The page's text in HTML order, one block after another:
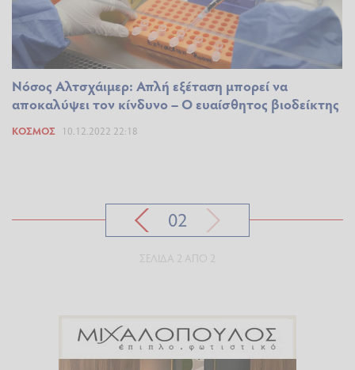
Νόσος Αλτσχάιμερ: Απλή εξέταση μπορεί να
αποκαλύψει τον κίνδυνο – Ο ευαίσθητος βιοδείκτης
ΚΌΣΜΟΣ 10.12.2022 22:18
02
ΣΕΛΊΔΑ 2 ΑΠΌ 2